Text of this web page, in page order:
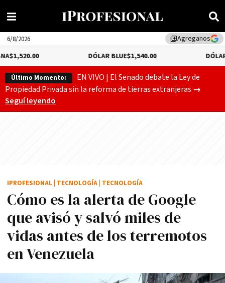
library_addAgreganos
6/8/2026
DÓLAR BLUE$1,540.00 DÓLAR TURISTA
Último Momento:
EN VIVO | El Senado debate la Ley de
Propiedad Privada sin la reforma de tierras extranjeras →
Seguí leyendo
Cómo es la alerta de Google
que avisó y salvó miles de
vidas antes de los terremotos
en Venezuela
IPROFESIONAL TECNOLOGÍA TECNOLOGÍA